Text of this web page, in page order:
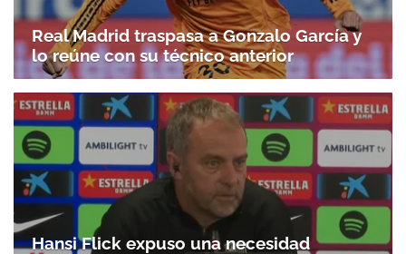
Real Madrid traspasa a Gonzalo García y
lo reúne con su técnico anterior
Hansi Flick expuso una necesidad